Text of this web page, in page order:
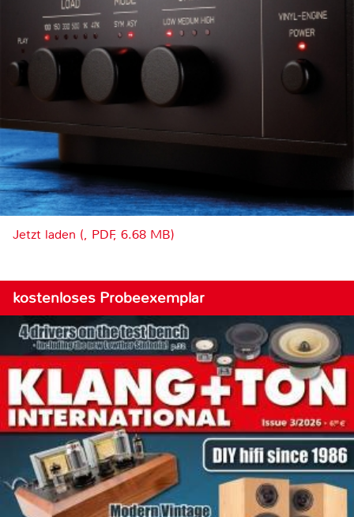
Jetzt laden (, PDF, 6.68 MB)
kostenloses Probeexemplar